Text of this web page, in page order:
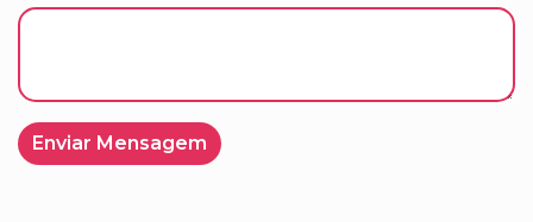
Valor de Venda: R$ 2.499.990,00